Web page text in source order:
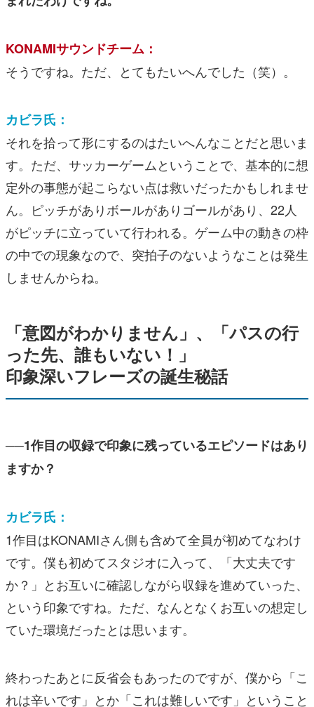
KONAMIサウンドチーム：
そうですね。ただ、とてもたいへんでした（笑）。
カビラ氏：
それを拾って形にするのはたいへんなことだと思いま
す。ただ、サッカーゲームということで、基本的に想
定外の事態が起こらない点は救いだったかもしれませ
ん。ピッチがありボールがありゴールがあり、22人
がピッチに立っていて行われる。ゲーム中の動きの枠
の中での現象なので、突拍子のないようなことは発生
しませんからね。
「意図がわかりません」、「パスの行
った先、誰もいない！」
印象深いフレーズの誕生秘話
──1作目の収録で印象に残っているエピソードはあり
ますか？
カビラ氏：
1作目はKONAMIさん側も含めて全員が初めてなわけ
です。僕も初めてスタジオに入って、「大丈夫です
か？」とお互いに確認しながら収録を進めていった、
という印象ですね。ただ、なんとなくお互いの想定し
ていた環境だったとは思います。
終わったあとに反省会もあったのですが、僕から「こ
れは辛いです」とか「これは難しいです」ということ